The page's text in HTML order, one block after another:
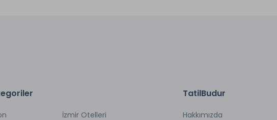
İzmir Otelleri
TatilBudur
Hakkımızda